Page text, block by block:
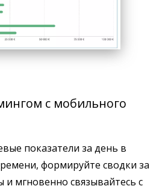
с мобильного
показатели за день в
формируйте сводки за
мгновенно связывайтесь с